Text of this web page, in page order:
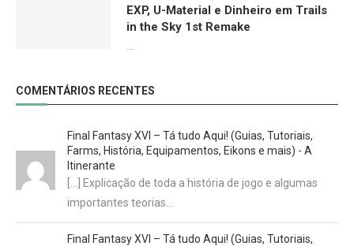
EXP, U-Material e Dinheiro em Trails
in the Sky 1st Remake
COMENTÁRIOS RECENTES
Final Fantasy XVI – Tá tudo Aqui! (Guias, Tutoriais,
Farms, História, Equipamentos, Eikons e mais) - A
Itinerante
[…] Explicação de toda a história de jogo e algumas
importantes teorias…
Final Fantasy XVI – Tá tudo Aqui! (Guias, Tutoriais,